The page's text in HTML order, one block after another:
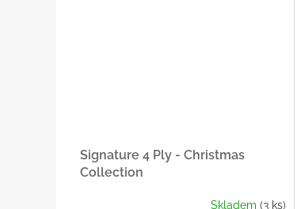
Signature 4 Ply - Christmas
Collection
Skladem (3 ks)